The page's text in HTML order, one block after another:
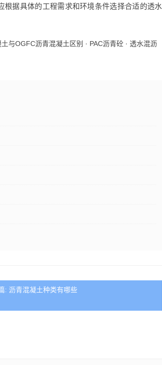
据具体的工程需求和环境条件选择合适的透水
与OGFC沥青混凝土区别 · PAC沥青砼 · 透水混沥
: 沥青混凝土种类有哪些